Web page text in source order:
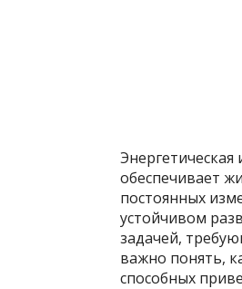
обеспечивает
постоянных
устойчивом
задачей,
важно понять,
способных